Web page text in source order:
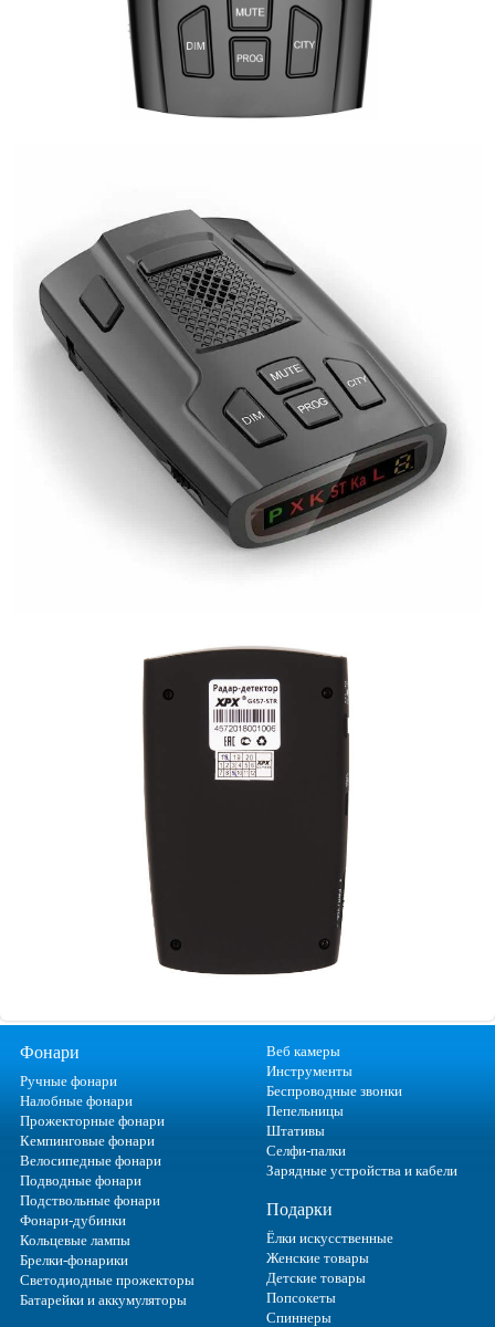
Фонари
Ручные фонари
Налобные фонари
Прожекторные фонари
Кемпинговые фонари
Велосипедные фонари
Подводные фонари
Подствольные фонари
Фонари-дубинки
Кольцевые лампы
Брелки-фонарики
Светодиодные прожекторы
Батарейки и аккумуляторы
Веб камеры
Инструменты
Беспроводные звонки
Пепельницы
Штативы
Селфи-палки
Зарядные устройства и кабели
Подарки
Ёлки искусственные
Женские товары
Детские товары
Попсокеты
Спиннеры